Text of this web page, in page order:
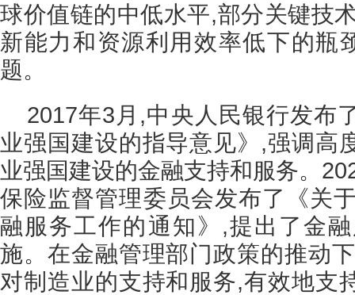
球价值链的中低水平,部分关键技
新能力和资源利用效率低下的瓶
题。
2017年3月,中央人民银行发布
业强国建设的指导意见》,强调高
业强国建设的金融支持和服务。
保险监督管理委员会发布了《关
融服务工作的通知》,提出了金
施。在金融管理部门政策的推动
对制造业的支持和服务,有效地支